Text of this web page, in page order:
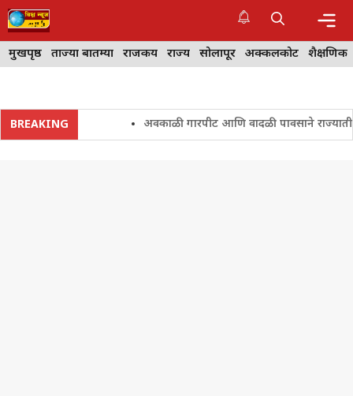
Skip
to
content
मुखपृष्ठ ताज्या बातम्या राजकीय राज्य सोलापूर अक्कलकोट शैक्षणिक
BREAKING अवकाळी गारपीट आणि वादळी पावसाने राज्यातील